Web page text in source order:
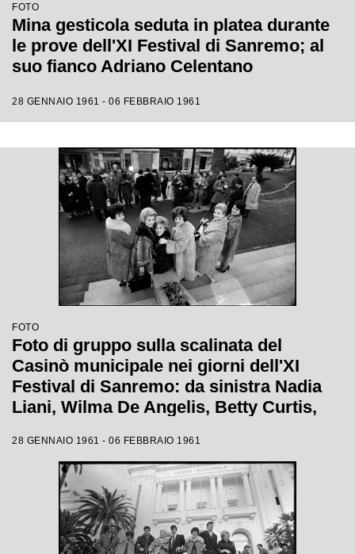
FOTO
Mina gesticola seduta in platea durante
le prove dell'XI Festival di Sanremo; al
suo fianco Adriano Celentano
28 GENNAIO 1961 - 06 FEBBRAIO 1961
FOTO
Foto di gruppo sulla scalinata del
Casinò municipale nei giorni dell'XI
Festival di Sanremo: da sinistra Nadia
Liani, Wilma De Angelis, Betty Curtis,
Mazzetti
28 GENNAIO 1961 - 06 FEBBRAIO 1961